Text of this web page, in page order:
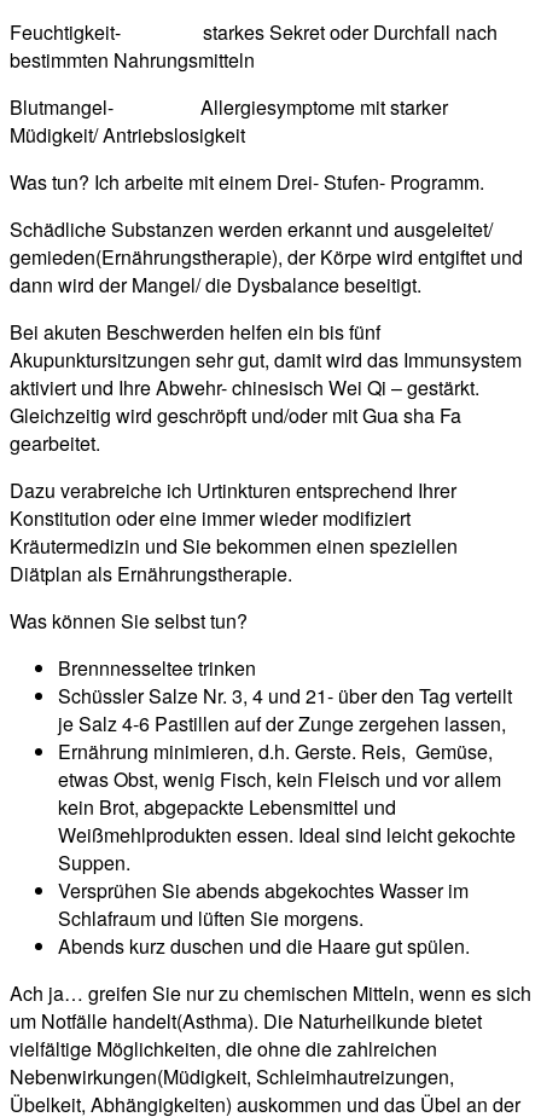
Feuchtigkeit- starkes Sekret oder Durchfall nach
bestimmten Nahrungsmitteln
Blutmangel- Allergiesymptome mit starker
Müdigkeit/ Antriebslosigkeit
Was tun? Ich arbeite mit einem Drei- Stufen- Programm.
Schädliche Substanzen werden erkannt und ausgeleitet/
gemieden(Ernährungstherapie), der Körpe wird entgiftet und
dann wird der Mangel/ die Dysbalance beseitigt.
Bei akuten Beschwerden helfen ein bis fünf
Akupunktursitzungen sehr gut, damit wird das Immunsystem
aktiviert und Ihre Abwehr- chinesisch Wei Qi – gestärkt.
Gleichzeitig wird geschröpft und/oder mit Gua sha Fa
gearbeitet.
Dazu verabreiche ich Urtinkturen entsprechend Ihrer
Konstitution oder eine immer wieder modifiziert
Kräutermedizin und Sie bekommen einen speziellen
Diätplan als Ernährungstherapie.
Was können Sie selbst tun?
Brennnesseltee trinken
Schüssler Salze Nr. 3, 4 und 21- über den Tag verteilt
je Salz 4-6 Pastillen auf der Zunge zergehen lassen,
Ernährung minimieren, d.h. Gerste. Reis, Gemüse,
etwas Obst, wenig Fisch, kein Fleisch und vor allem
kein Brot, abgepackte Lebensmittel und
Weißmehlprodukten essen. Ideal sind leicht gekochte
Suppen.
Versprühen Sie abends abgekochtes Wasser im
Schlafraum und lüften Sie morgens.
Abends kurz duschen und die Haare gut spülen.
Ach ja… greifen Sie nur zu chemischen Mitteln, wenn es sich
um Notfälle handelt(Asthma). Die Naturheilkunde bietet
vielfältige Möglichkeiten, die ohne die zahlreichen
Nebenwirkungen(Müdigkeit, Schleimhautreizungen,
Übelkeit, Abhängigkeiten) auskommen und das Übel an der